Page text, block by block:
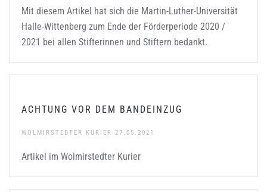
Mit diesem Artikel hat sich die Martin-Luther-Universität
Halle-Wittenberg zum Ende der Förderperiode 2020 /
2021 bei allen Stifterinnen und Stiftern bedankt.
ACHTUNG VOR DEM BANDEINZUG
WOLMIRSTEDTER KURIER 27.05.2021
Artikel im Wolmirstedter Kurier